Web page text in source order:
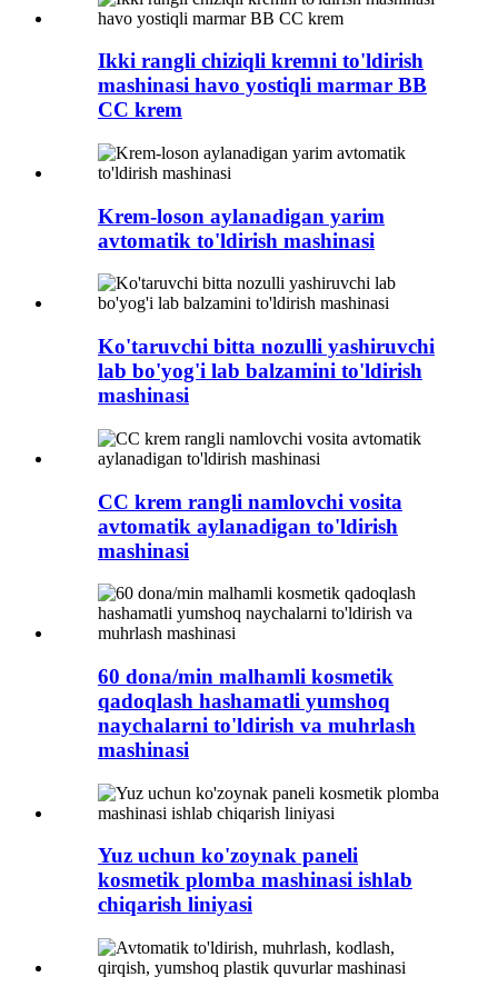
Ikki rangli chiziqli kremni to'ldirish
mashinasi havo yostiqli marmar BB
CC krem
Krem-loson aylanadigan yarim
avtomatik to'ldirish mashinasi
Ko'taruvchi bitta nozulli yashiruvchi
lab bo'yog'i lab balzamini to'ldirish
mashinasi
CC krem ​​rangli namlovchi vosita
avtomatik aylanadigan to'ldirish
mashinasi
60 dona/min malhamli kosmetik
qadoqlash hashamatli yumshoq
naychalarni to'ldirish va muhrlash
mashinasi
Yuz uchun ko'zoynak paneli
kosmetik plomba mashinasi ishlab
chiqarish liniyasi